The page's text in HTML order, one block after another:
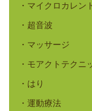
・マイクロカレン
・超音波
・マッサージ
・モアクトテクニ
・はり
・運動療法